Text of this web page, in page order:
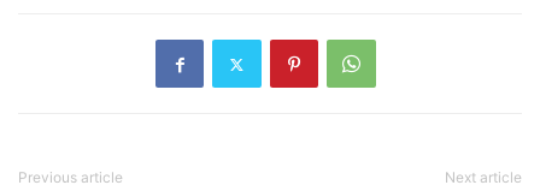
Previous article Next article